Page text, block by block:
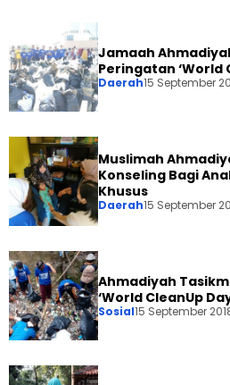
Jamaah
Peringatan ‘World
Daerah15 September
Muslimah
Konseling Bagi
Khusus
Daerah15 September
Ahmadiyah
‘World CleanUp
Sosial15 September